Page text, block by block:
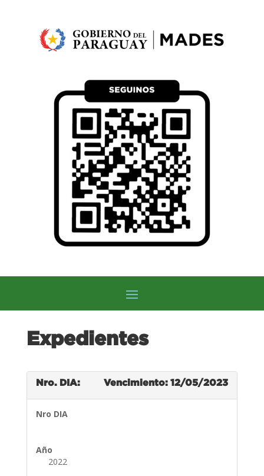
Expedientes
Nro. DIA: Vencimiento: 12/05/2023
Nro DIA
Año
2022